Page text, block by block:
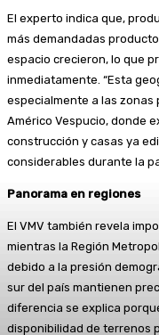
El experto indica que,
más demandadas
espacio crecieron, lo que
inmediatamente. “Esta
especialmente a las zonas
Américo Vespucio, donde
construcción y casas ya
considerables durante la
Panorama en regiones
El VMV también revela
mientras la Región
debido a la presión
sur del país mantienen
diferencia se explica
disponibilidad de terrenos